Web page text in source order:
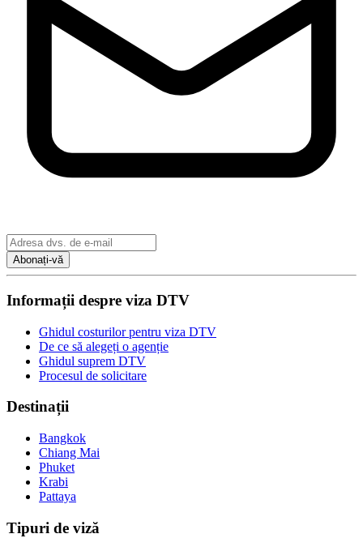
Abonați-vă
Informații despre viza DTV
Ghidul costurilor pentru viza DTV
De ce să alegeți o agenție
Ghidul suprem DTV
Procesul de solicitare
Destinații
Bangkok
Chiang Mai
Phuket
Krabi
Pattaya
Tipuri de viză